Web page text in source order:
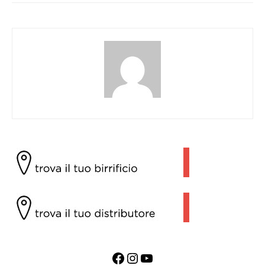
Facebook InstagramYouTube